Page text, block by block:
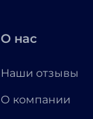
О нас
Наши отзывы
О компании